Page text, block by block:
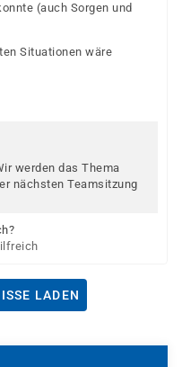
(auch Sorgen und
Situationen wäre
werden das Thema
nächsten Teamsitzung
LADEN